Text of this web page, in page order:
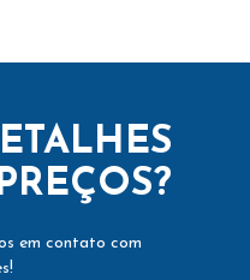
em contato com